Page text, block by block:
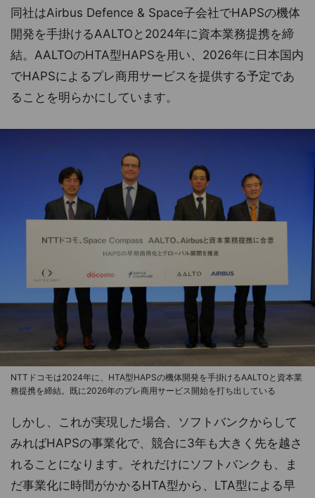
同社はAirbus Defence & Space子会社でHAPSの機体
開発を手掛けるAALTOと2024年に資本業務提携を締
結。AALTOのHTA型HAPSを用い、2026年に日本国内
でHAPSによるプレ商用サービスを提供する予定であ
ることを明らかにしています。
NTTドコモは2024年に、HTA型HAPSの機体開発を手掛けるAALTOと資本業
務提携を締結。既に2026年のプレ商用サービス開始を打ち出している
しかし、これが実現した場合、ソフトバンクからして
みればHAPSの事業化で、競合に3年も大きく先を越さ
れることになります。それだけにソフトバンクも、ま
だ事業化に時間がかかるHTA型から、LTA型による早